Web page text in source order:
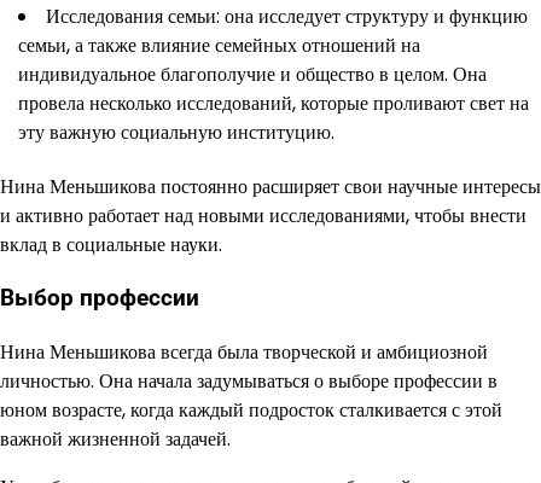
Исследования семьи: она исследует структуру и функцию
семьи, а также влияние семейных отношений на
индивидуальное благополучие и общество в целом. Она
провела несколько исследований, которые проливают свет на
эту важную социальную институцию.
Нина Меньшикова постоянно расширяет свои научные интересы
и активно работает над новыми исследованиями, чтобы внести
вклад в социальные науки.
Выбор профессии
Нина Меньшикова всегда была творческой и амбициозной
личностью. Она начала задумываться о выборе профессии в
юном возрасте, когда каждый подросток сталкивается с этой
важной жизненной задачей.